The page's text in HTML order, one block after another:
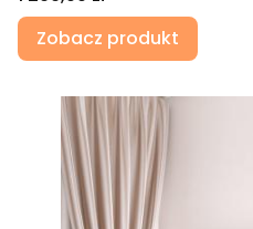
Zobacz produkt